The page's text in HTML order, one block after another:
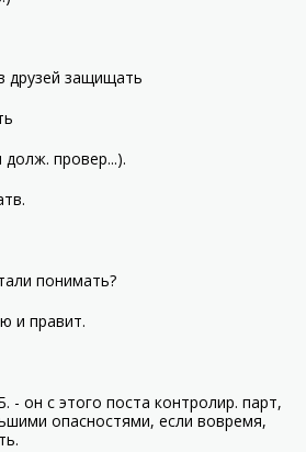
друзей защищать
провер...).
понимать?
и правит.
- он с этого поста контролир. парт,
опасностями, если вовремя,